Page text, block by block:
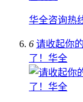
华全咨询热
6 请收起你
了！华全